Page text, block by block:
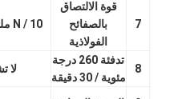
7
قوة الالتصاق
بالصفائح
الفولاذية
N / 10 ملم
8
تدفئة 260 درجة
مئوية / 30 دقيقة
لا